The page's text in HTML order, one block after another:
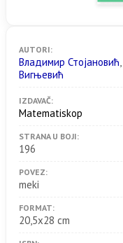
AUTORI:
Владимир Стојановић,
Вигњевић
IZDAVAČ:
Matematiskop
STRANA U BOJI:
196
POVEZ:
meki
FORMAT:
20,5x28 cm